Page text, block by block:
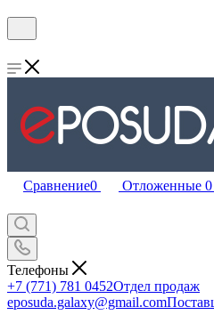
Сравнение0 Отложенные 0
Телефоны
+7 (771) 781 0452Отдел продаж
eposuda.galaxy@gmail.com